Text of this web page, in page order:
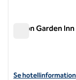
Hilton Garden
Visa hotelluppgifter
Se hotellinformation